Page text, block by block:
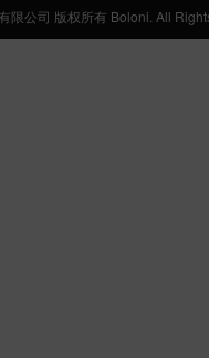
公司 版权所有 Boloni. All